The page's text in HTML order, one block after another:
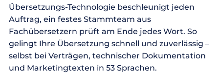
Übersetzungs-Technologie beschleunigt jeden
Auftrag, ein festes Stammteam aus
Fachübersetzern prüft am Ende jedes Wort. So
gelingt Ihre Übersetzung schnell und zuverlässig –
selbst bei Verträgen, technischer Dokumentation
und Marketingtexten in 53 Sprachen.